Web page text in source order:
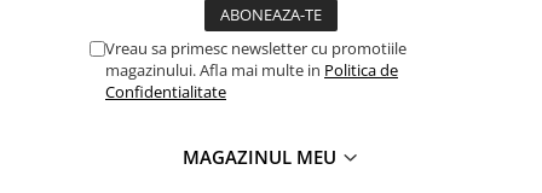
compatibil cu echipamentele destinate aruncărilor la
distanță mare unde controlul liniei este critic.
Bune practici
Vreau sa primesc newsletter cu promotiile
magazinului. Afla mai multe in Politica de
Confidentialitate
MAGAZINUL MEU